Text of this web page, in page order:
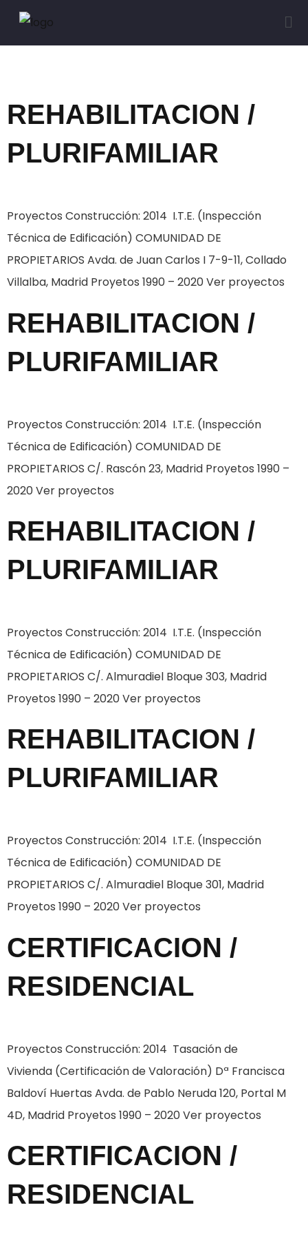
REHABILITACION /
PLURIFAMILIAR
Proyectos Construcción: 2014 I.T.E. (Inspección
Técnica de Edificación) COMUNIDAD DE
PROPIETARIOS Avda. de Juan Carlos I 7-9-11, Collado
Villalba, Madrid Proyetos 1990 – 2020 Ver proyectos
REHABILITACION /
PLURIFAMILIAR
Proyectos Construcción: 2014 I.T.E. (Inspección
Técnica de Edificación) COMUNIDAD DE
PROPIETARIOS C/. Rascón 23, Madrid Proyetos 1990 –
2020 Ver proyectos
REHABILITACION /
PLURIFAMILIAR
Proyectos Construcción: 2014 I.T.E. (Inspección
Técnica de Edificación) COMUNIDAD DE
PROPIETARIOS C/. Almuradiel Bloque 303, Madrid
Proyetos 1990 – 2020 Ver proyectos
REHABILITACION /
PLURIFAMILIAR
Proyectos Construcción: 2014 I.T.E. (Inspección
Técnica de Edificación) COMUNIDAD DE
PROPIETARIOS C/. Almuradiel Bloque 301, Madrid
Proyetos 1990 – 2020 Ver proyectos
CERTIFICACION /
RESIDENCIAL
Proyectos Construcción: 2014 Tasación de
Vivienda (Certificación de Valoración) Dª Francisca
Baldoví Huertas Avda. de Pablo Neruda 120, Portal M
4D, Madrid Proyetos 1990 – 2020 Ver proyectos
CERTIFICACION /
RESIDENCIAL